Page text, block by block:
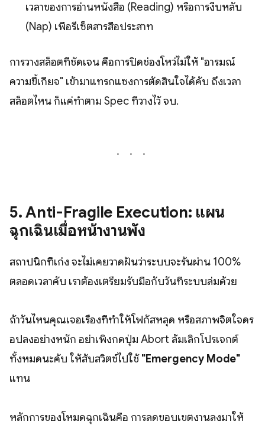
เวลาของการอ่านหนังสือ (Reading) หรือการงีบหลับ
(Nap) เพื่อรีเซ็ตสารสื่อประสาท
การวางสล็อตที่ชัดเจน คือการปิดช่องโหว่ไม่ให้ "อารมณ์
ความขี้เกียจ" เข้ามาแทรกแซงการตัดสินใจได้คับ ถึงเวลา
สล็อตไหน ก็แค่ทำตาม Spec ที่วางไว้ จบ.
5. Anti-Fragile Execution: แผน
ฉุกเฉินเมื่อหน้างานพัง
สถาปนิกที่เก่ง จะไม่เคยวาดฝันว่าระบบจะรันผ่าน 100%
ตลอดเวลาคับ เราต้องเตรียมรับมือกับวันที่ระบบล่มด้วย
ถ้าวันไหนคุณเจอเรื่องที่ทำให้โฟกัสหลุด หรือสภาพจิตใจดร
อปลงอย่างหนัก อย่าเพิ่งกดปุ่ม Abort ล้มเลิกโปรเจกต์
ทั้งหมดนะคับ ให้สับสวิตช์ไปใช้"Emergency Mode"
แทน
หลักการของโหมดฉุกเฉินคือ การลดขอบเขตงานลงมาให้